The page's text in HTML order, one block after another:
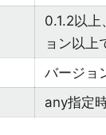
0.1.2以
ョン以上
バージョ
any指定